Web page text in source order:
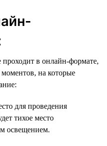
проходит в онлайн-формате,
моментов, на которые
для проведения
тихое место
освещением.